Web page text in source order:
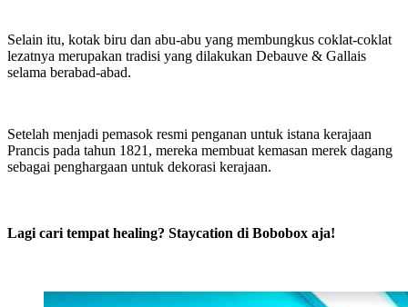
Selain itu, kotak biru dan abu-abu yang membungkus coklat-coklat
lezatnya merupakan tradisi yang dilakukan Debauve & Gallais
selama berabad-abad.
Setelah menjadi pemasok resmi penganan untuk istana kerajaan
Prancis pada tahun 1821, mereka membuat kemasan merek dagang
sebagai penghargaan untuk dekorasi kerajaan.
Lagi cari tempat healing? Staycation di Bobobox aja!